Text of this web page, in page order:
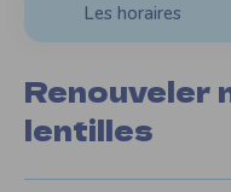
Les horaires
Renouveler
lentilles